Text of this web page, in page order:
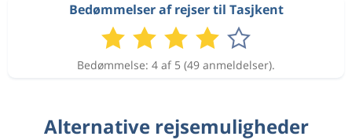
Bedømmelser af rejser til Tasjkent
Bedømmelse: 4 af 5 (49 anmeldelser).
Alternative rejsemuligheder